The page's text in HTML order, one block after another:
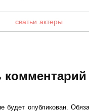
комментарий
будет опубликован.